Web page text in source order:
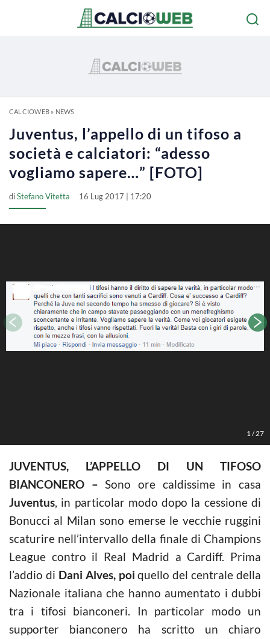
CALCIOWEB» NEWS
Juventus, l’appello di un tifoso a
società e calciatori: “adesso
vogliamo sapere…” [FOTO]
diStefano Vitetta 16 Lug 2017 | 17:20
1 /27
JUVENTUS, L’APPELLO DI UN TIFOSO
BIANCONERO – Sono ore caldissime in casa
Juventus, in particolar modo dopo la cessione di
Bonucci al Milan sono emerse le vecchie ruggini
scaturire nell’intervallo della finale di Champions
League contro il Real Madrid a Cardiff. Prima
l’addio di Dani Alves, poi quello del centrale della
Nazionale italiana che hanno aumentato i dubbi
tra i tifosi bianconeri. In particolar modo un
supporter bianconero ha scritto un chiaro